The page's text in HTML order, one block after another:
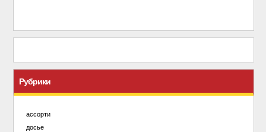
Рубрики
ассорти
досье